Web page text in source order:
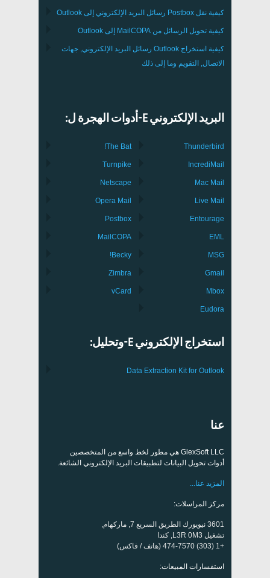
كيفية نقل Postbox رسائل البريد الإلكتروني إلى Outlook
كيفية تحويل الرسائل من MailCOPA إلى Outlook
كيفية استخراج Outlook رسائل البريد الإلكتروني, جهات
الاتصال, التقويم وما إلى ذلك
البريد الإلكتروني E-أدوات الهجرة ل:
Thunderbird
IncrediMail
Mac Mail
Live Mail
Entourage
EML
MSG
Gmail
Mbox
Eudora
The Bat!
Turnpike
Netscape
Opera Mail
Postbox
MailCOPA
Becky!
Zimbra
vCard
استخراج الإلكتروني E-وتحليل:
Data Extraction Kit for Outlook
عنا
GlexSoft LLC هي مطور لخط واسع من المتخصصين
أدوات تحويل البيانات لتطبيقات البريد الإلكتروني الشائعة.
المزيد عنا...
مركز المراسلات:
3601 نيويورك الطريق السريع 7, ماركهام,
تشغيل L3R 0M3, كندا
+1 (303) 474-7570 (هاتف / فاكس)
استفسارات المبيعات: